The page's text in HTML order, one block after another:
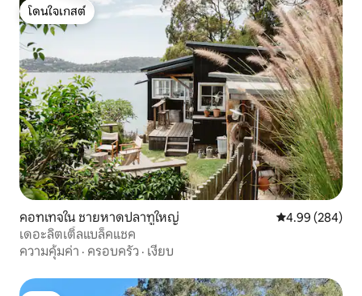
โดนใจเกสต์
โดนใจเกสต์
คอทเทจใน ชายหาดปลาทูใหญ่ คะแนนเฉลี่ย
4.99 (284)
เดอะลิตเติ้ลแบล็คแชค
ความคุ้มค่า · ครอบครัว · เงียบ